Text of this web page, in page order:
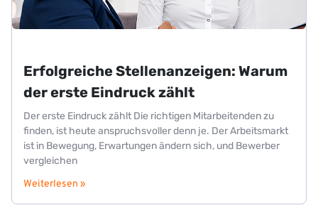
Erfolgreiche Stellenanzeigen: Warum
der erste Eindruck zählt
Der erste Eindruck zählt Die richtigen Mitarbeitenden zu
finden, ist heute anspruchsvoller denn je. Der Arbeitsmarkt
ist in Bewegung, Erwartungen ändern sich, und Bewerber
vergleichen
Weiterlesen »